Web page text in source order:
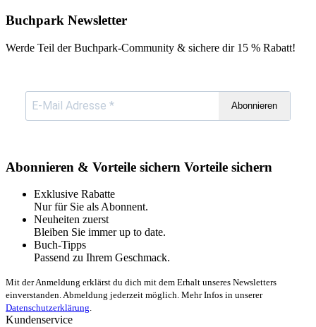
Buchpark Newsletter
Werde Teil der Buchpark-Community & sichere dir 15 % Rabatt!
Abonnieren
Abonnieren & Vorteile sichern Vorteile sichern
Exklusive Rabatte
Nur für Sie als Abonnent.
Neuheiten zuerst
Bleiben Sie immer up to date.
Buch-Tipps
Passend zu Ihrem Geschmack.
Mit der Anmeldung erklärst du dich mit dem Erhalt unseres Newsletters
einverstanden. Abmeldung jederzeit möglich. Mehr Infos in unserer
Datenschutzerklärung.
Kundenservice